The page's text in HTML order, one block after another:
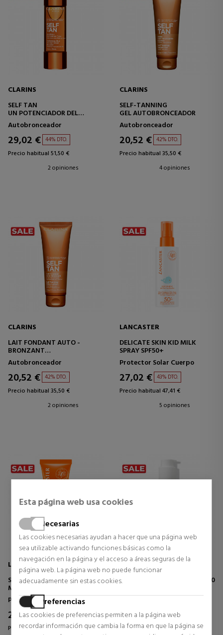
Esta página web usa cookies
Necesarias
Las cookies necesarias ayudan a hacer que una página web
sea utilizable activando funciones básicas como la
navegación en la página y el acceso a áreas seguras de la
página web. La página web no puede funcionar
adecuadamente sin estas cookies.
Preferencias
Las cookies de preferencias permiten a la página web
recordar información que cambia la forma en que la página se
CLARINS
SELF TAN
UN POTENCIADOR DEL
AUTOBRONCEADO PARA EL
CUERPO
Autobronceador
29,02 € 44% DTO.
Precio habitual 51,50 €
2 opiniones
CLARINS
SELF-TANNING
GEL AUTOBRONCEADOR
Autobronceador
20,52 € 42% DTO.
Precio habitual 35,50 €
4 opiniones
CLARINS
LAIT FONDANT AUTO -
BRONZANT
LECHE SOLAR
AUTOBRONCEADORA
Autobronceador
20,52 € 42% DTO.
Precio habitual 35,50 €
2 opiniones
LANCASTER
DELICATE SKIN KID MILK
SPRAY SPF50+
Protector Solar Cuerpo
27,02 € 43% DTO.
Precio habitual 47,41 €
5 opiniones
LANCASTER
SUN SENSITIVE OIL-FREE
MILKY FLUID SPF50
Protector Solar Facial
27,46 € 45% DTO.
Precio habitual 50,18 €
BIOTHERM
WATERLOVER SUN MILK SPF30
22,75 € 48% DTO.
Precio habitual 44,00 €